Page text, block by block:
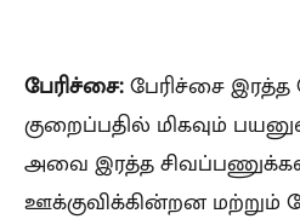
பேரிச்சை: பேரிச்சை
குறைப்பதில் மிகவும்
அவை இரத்த
ஊக்குவிக்கின்றன